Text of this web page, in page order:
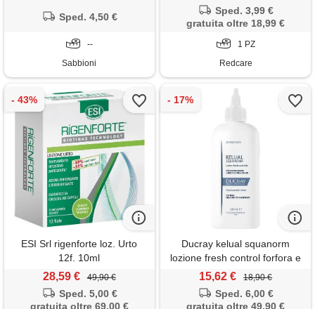
Sped. 4,50 €
--
Sabbioni
Sped. 3,99 €
gratuita oltre 18,99 €
1 PZ
Redcare
ESI Srl rigenforte loz. Urto
12f. 10ml
28,59 € 49,90 €
Sped. 5,00 €
gratuita oltre 69,00 €
Ducray kelual squanorm
lozione fresh control forfora e
sensazione di prurito 200ml
15,62 € 18,90 €
Sped. 6,00 €
gratuita oltre 49,90 €